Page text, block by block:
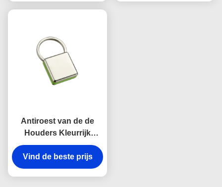
Antiroest van de de
Houders Kleurrijk
Onverwacht Haak van
de Metaal Zeer
belangrijk ketting Zeer
Vind de beste prijs